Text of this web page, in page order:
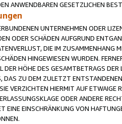
ANWENDBAREN GESETZLICHEN
UNTERNEHMEN ODER
ODER SCHÄDEN AUFGRUND
DIE IM ZUSAMMENHANG
HINGEWIESEN WURDEN.
DER HÖHE DES GESAMTBETRAGS
DAS ZU DEM ZULETZT
VERZICHTEN HIERMIT AUF
ODER ANDERE
EINE EINSCHRÄNKUNG VON